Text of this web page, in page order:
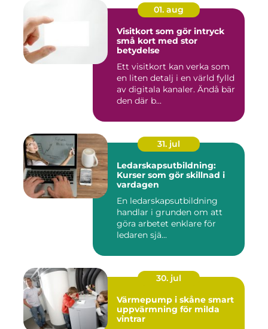
01. aug
Visitkort som gör intryck
små kort med stor
betydelse
Ett visitkort kan verka som
en liten detalj i en värld fylld
av digitala kanaler. Ändå bär
den där b...
31. jul
Ledarskapsutbildning:
Kurser som gör skillnad i
vardagen
En ledarskapsutbildning
handlar i grunden om att
göra arbetet enklare för
ledaren sjä...
30. jul
Värmepump i skåne smart
uppvärmning för milda
vintrar